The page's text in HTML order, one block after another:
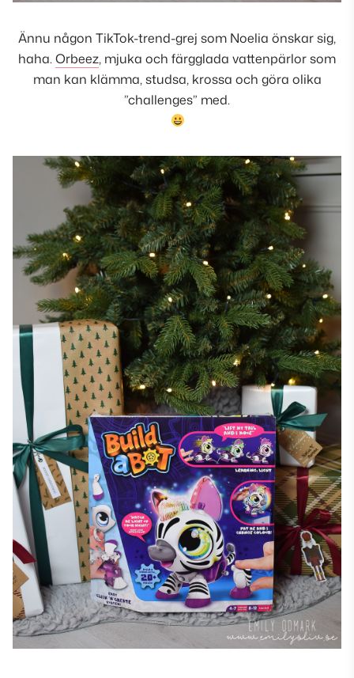
Ännu någon TikTok-trend-grej som Noelia önskar sig,
haha.Orbeez, mjuka och färgglada vattenpärlor som
man kan klämma, studsa, krossa och göra olika
”challenges” med.